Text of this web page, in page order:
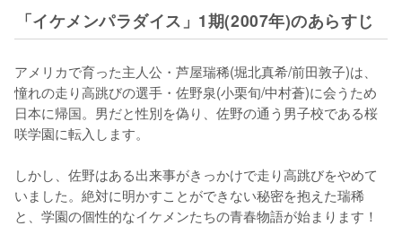
「イケメンパラダイス」1期(2007年)のあらすじ
アメリカで育った主人公・芦屋瑞稀(堀北真希/前田敦子)は、
憧れの走り高跳びの選手・佐野泉(小栗旬/中村蒼)に会うため
日本に帰国。男だと性別を偽り、佐野の通う男子校である桜
咲学園に転入します。
しかし、佐野はある出来事がきっかけで走り高跳びをやめて
いました。絶対に明かすことができない秘密を抱えた瑞稀
と、学園の個性的なイケメンたちの青春物語が始まります！